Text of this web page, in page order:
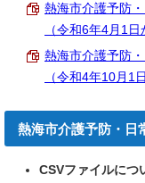
熱海市介護予防
（令和6年4月1
熱海市介護予防
（令和4年10月1
熱海市介護予防・日
CSVファイルにつ